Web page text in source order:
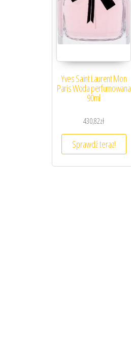
Yves Saint Laurent Mon
Paris Woda perfumowana
90ml
430,82zł
Sprawdź teraz!